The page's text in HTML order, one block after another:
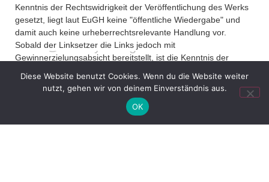
Kenntnis der Rechtswidrigkeit der Veröffentlichung des Werks
gesetzt, liegt laut EuGH keine "öffentliche Wiedergabe" und
damit auch keine urheberrechtsrelevante Handlung vor.
Sobald der Linksetzer die Links jedoch mit
Gewinnerzielungsabsicht bereitstellt, ist die Kenntnis der
Pressemitteilungdes EuGH vom 8. September
Meldung bei Heise.
+49 30 5156599-80
office@verweyen.legal
Diese Website benutzt Cookies. Wenn du die Website weiter
nutzt, gehen wir von deinem Einverständnis aus.
OK